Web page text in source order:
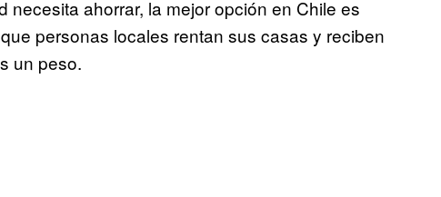
necesita ahorrar, la mejor opción en Chile es
personas locales rentan sus casas y reciben
un peso.